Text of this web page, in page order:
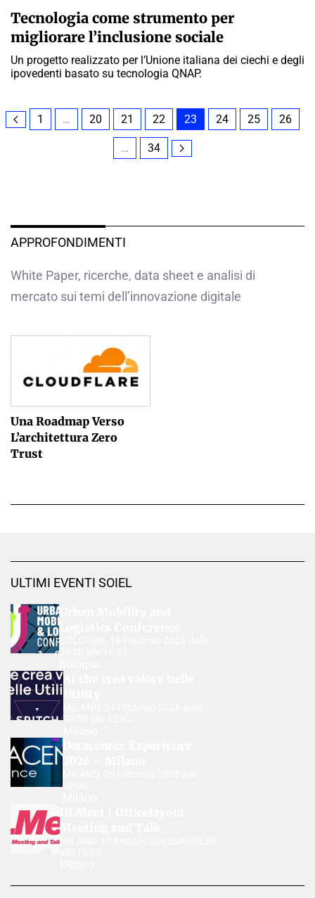
Tecnologia come strumento per
migliorare l’inclusione sociale
Un progetto realizzato per l’Unione italiana dei ciechi e degli
ipovedenti basato su tecnologia QNAP.
1 … 20 21 22 23 24 25 26
… 34
APPROFONDIMENTI
White Paper, ricerche, data sheet e analisi di
mercato sui temi dell’innovazione digitale
Una Roadmap Verso
L’architettura Zero
Trust
ULTIMI EVENTI SOIEL
Urban Mobility and
Logistics Conference
BOLOGNA, 18 Febbraio 2026 dalle
09:30 alle 16:30
Datacenter Experience
2026 – Milano
09:00